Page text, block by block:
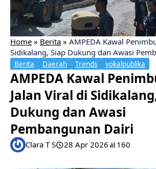
Home » Berita » AMPEDA Kawal
Sidikalang, Siap Dukung dan Awasi
Berita Daerah Trends vokalpublika
AMPEDA Kawal
Jalan Viral di
Dukung dan Awasi
Pembangunan Dairi
Clara T S 28 Apr 2026 160